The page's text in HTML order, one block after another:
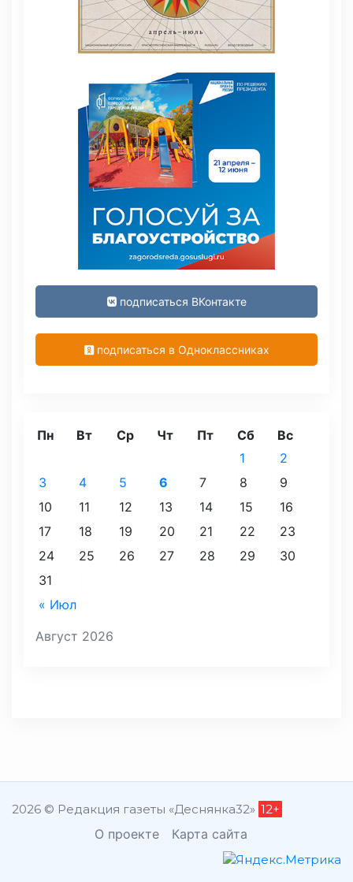
подписаться ВКонтакте
подписаться в Одноклассниках
Август 2026
Пн Вт Ср Чт Пт Сб Вс
« Июл
1
2
3
4 5 6 7 8
9
10
11 12 13 14 15
16
17
18 19 20 21 22
23
24
25 26 27 28 29
30
31
2026 © Редакция газеты «Деснянка32» 12+
О проекте Карта сайта